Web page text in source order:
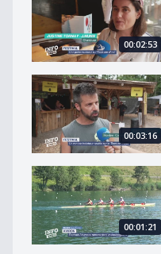
00:02:53
Un vent de fraîcheur
00:03:16
Raphaël Ahumada
00:01:21